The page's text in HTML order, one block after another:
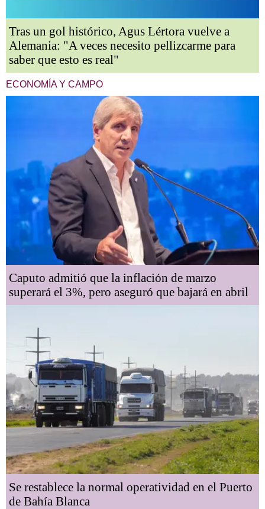
Tras un gol histórico, Agus Lértora vuelve a
Alemania: "A veces necesito pellizcarme para
saber que esto es real"
ECONOMÍA Y CAMPO
Caputo admitió que la inflación de marzo
superará el 3%, pero aseguró que bajará en abril
Se restablece la normal operatividad en el Puerto
de Bahía Blanca